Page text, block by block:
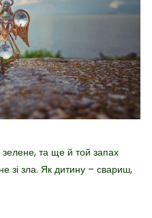
зелене, та ще й той запах
зі зла. Як дитину – свариш,